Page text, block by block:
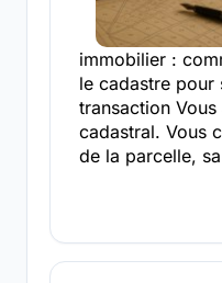
immobilier :
le cadastre pour
transaction
cadastral. Vous
de la parcelle,